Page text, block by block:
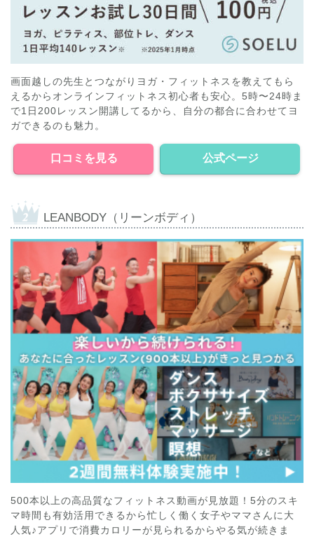
画面越しの先生とつながりヨガ・フィットネスを教えてもら
えるからオンラインフィットネス初心者も安心。5時〜24時ま
で1日200レッスン開講してるから、自分の都合に合わせてヨ
ガできるのも魅力。
口コミを見る 公式ページ
LEANBODY（リーンボディ）
500本以上の高品質なフィットネス動画が見放題！5分のスキ
マ時間も有効活用できるから忙しく働く女子やママさんに大
人気♪アプリで消費カロリーが見られるからやる気が続きま